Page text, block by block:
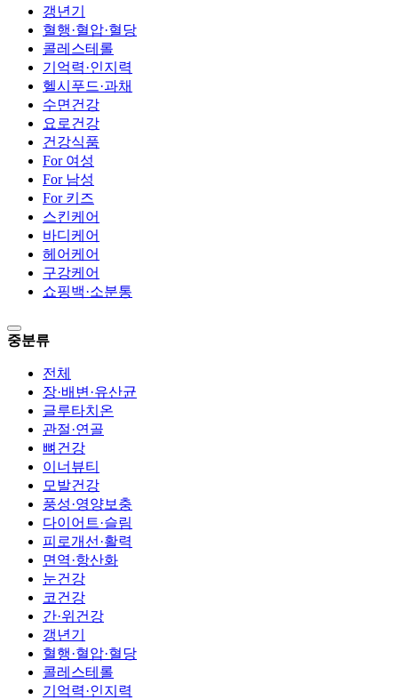
갱년기
혈행·혈압·혈당
콜레스테롤
기억력·인지력
헬시푸드·과채
수면건강
요로건강
건강식품
For 여성
For 남성
For 키즈
스킨케어
바디케어
헤어케어
구강케어
쇼핑백·소분통
중분류
전체
장·배변·유산균
글루타치온
관절·연골
뼈건강
이너뷰티
모발건강
풍성·영양보충
다이어트·슬림
피로개선·활력
면역·항산화
눈건강
코건강
간·위건강
갱년기
혈행·혈압·혈당
콜레스테롤
기억력·인지력